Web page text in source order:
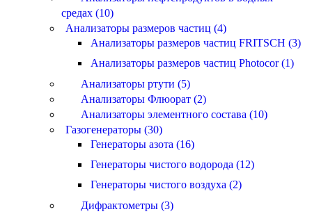
средах (10)
Анализаторы размеров частиц (4)
Анализаторы размеров частиц FRITSCH (3)
Анализаторы размеров частиц Photocor (1)
Анализаторы ртути (5)
Анализаторы Флюорат (2)
Анализаторы элементного состава (10)
Газогенераторы (30)
Генераторы азота (16)
Генераторы чистого водорода (12)
Генераторы чистого воздуха (2)
Дифрактометры (3)